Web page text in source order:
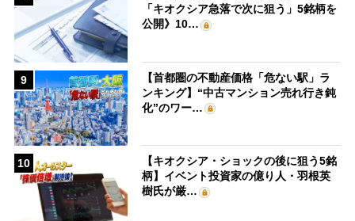
「キオクシア急落で次に狙う」5銘柄を
公開》10…
9
【首都圏の不動産価格「危ない駅」ラ
ンキング】“中古マンション売れ行き鈍
化”のワー…
10
【キオクシア・ショックの後に狙う5銘
柄】イベント投資家の億り人・羽根英
樹氏が厳…